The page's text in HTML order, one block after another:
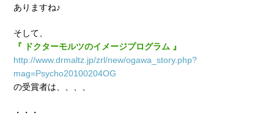
ありますね♪
そして、
『 ドクターモルツのイメージプログラム 』
http://www.drmaltz.jp/zrl/new/ogawa_story.php?
mag=Psycho20100204OG
の受賞者は、、、、
・・・